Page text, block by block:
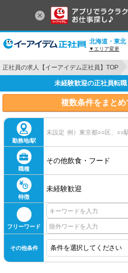
北海道・東北
▼エリア変更
正社員の求人【イーアイデム正社員】TOP
未経験歓迎の正社員転
複数条件をまとめ
勤務地/駅
未設定 例）東京都○○区、○○
職種
その他飲食・フード
特徴
未経験歓迎
フリーワード
その他条件